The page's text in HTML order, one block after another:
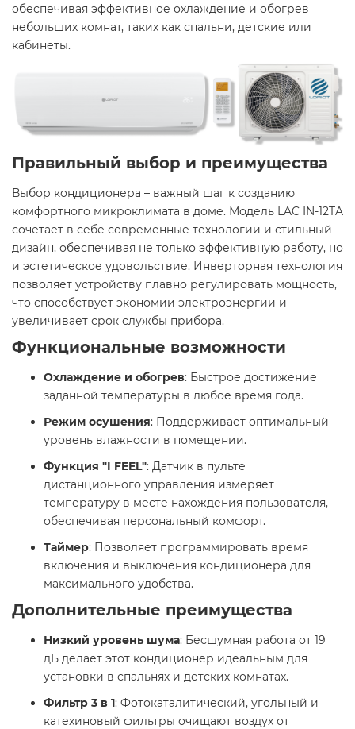
обеспечивая эффективное охлаждение и обогрев
небольших комнат, таких как спальни, детские или
кабинеты.
Правильный выбор и преимущества
Выбор кондиционера – важный шаг к созданию
комфортного микроклимата в доме. Модель LAC IN-12TA
сочетает в себе современные технологии и стильный
дизайн, обеспечивая не только эффективную работу, но
и эстетическое удовольствие. Инверторная технология
позволяет устройству плавно регулировать мощность,
что способствует экономии электроэнергии и
увеличивает срок службы прибора.
Функциональные возможности
Охлаждение и обогрев: Быстрое достижение
заданной температуры в любое время года.
Режим осушения: Поддерживает оптимальный
уровень влажности в помещении.
Функция "I FEEL": Датчик в пульте
дистанционного управления измеряет
температуру в месте нахождения пользователя,
обеспечивая персональный комфорт.
Таймер: Позволяет программировать время
включения и выключения кондиционера для
максимального удобства.
Дополнительные преимущества
Низкий уровень шума: Бесшумная работа от 19
дБ делает этот кондиционер идеальным для
установки в спальнях и детских комнатах.
Фильтр 3 в 1: Фотокаталитический, угольный и
катехиновый фильтры очищают воздух от